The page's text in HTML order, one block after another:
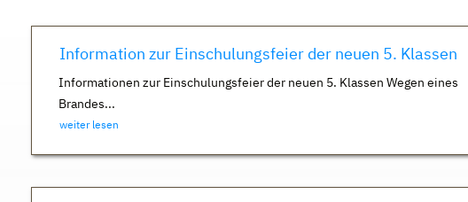
Information zur Einschulungsfeier der neuen 5. Klassen
Informationen zur Einschulungsfeier der neuen 5. Klassen Wegen eines
Brandes...
weiter lesen